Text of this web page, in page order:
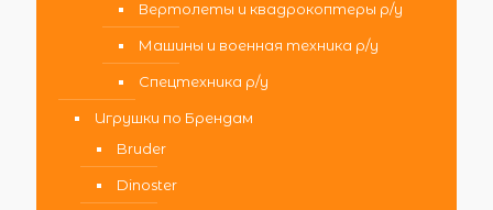
Вертолеты и квадрокоптеры р/у
Машины и военная техника р/у
Спецтехника р/у
Игрушки по Брендам
Bruder
Dinoster